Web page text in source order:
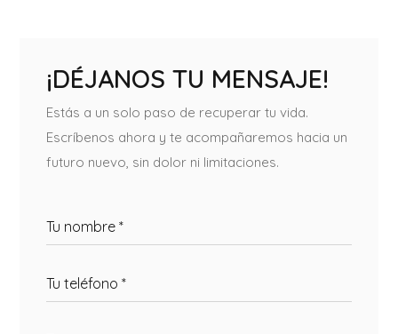
¡DÉJANOS TU MENSAJE!
Estás a un solo paso de recuperar tu vida.
Escríbenos ahora y te acompañaremos hacia un
futuro nuevo, sin dolor ni limitaciones.